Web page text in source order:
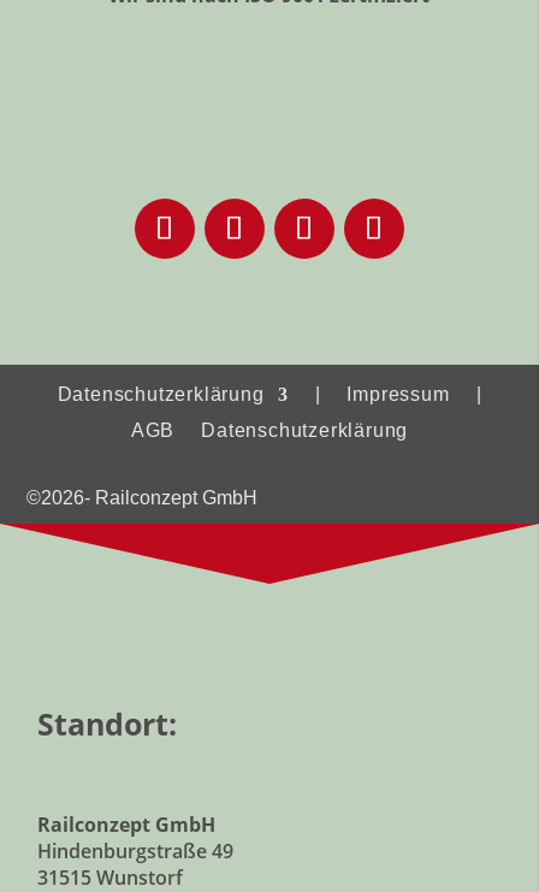
©2026- Railconzept GmbH
Datenschutzerklärung Impressum
AGB
Datenschutzerklärung
Standort:
Railconzept GmbH
Hindenburgstraße 49
31515 Wunstorf